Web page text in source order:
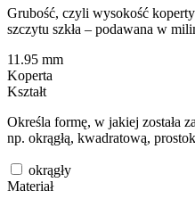
Grubość, czyli wysokość
szczytu szkła – podawana w
11.95 mm
Koperta
Kształt
Określa formę, w jakiej została
np. okrągłą, kwadratową,
okrągły
Materiał